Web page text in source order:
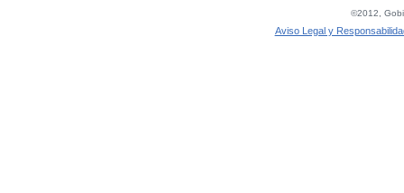
©2012,
Aviso Legal y